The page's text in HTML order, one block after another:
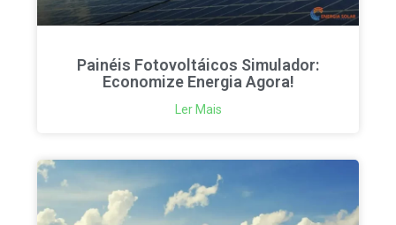
Painéis Fotovoltáicos Simulador:
Economize Energia Agora!
Ler Mais